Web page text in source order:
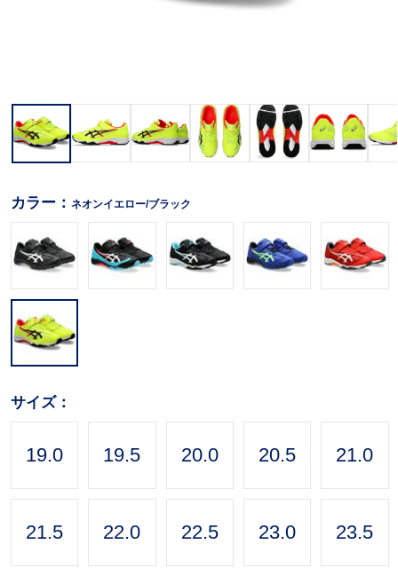
カラー： ネオンイエロー/ブラック
サイズ：
19.0 19.5 20.0 20.5 21.0
21.5 22.0 22.5 23.0 23.5